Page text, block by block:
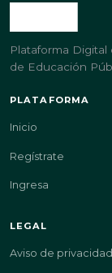
Plataforma
de Educación
PLATAFORMA
Inicio
Regístrate
Ingresa
LEGAL
Aviso de privacidad